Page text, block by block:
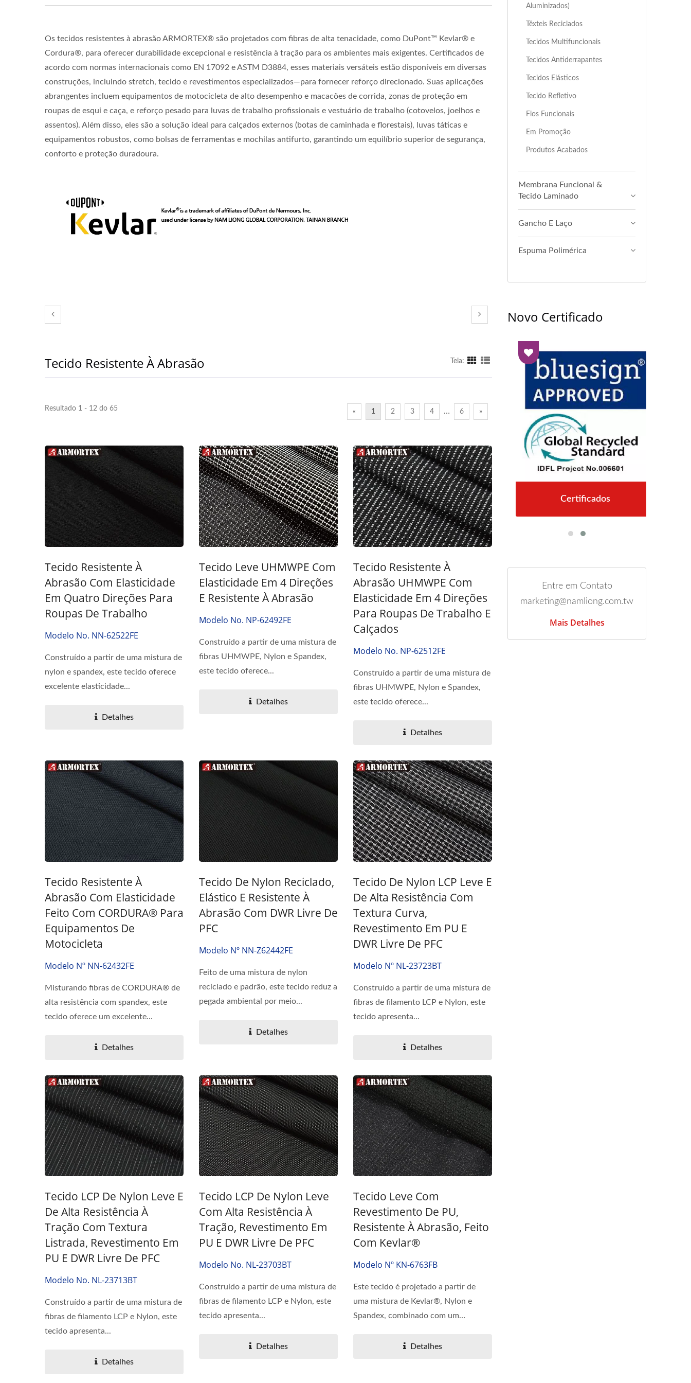
Os tecidos resistentes à abrasão ARMORTEX® são projetados com fibras de alta tenacidade, como DuPont™ Kevlar® e
Cordura®, para oferecer durabilidade excepcional e resistência à tração para os ambientes mais exigentes. Certificados de
acordo com normas internacionais como EN 17092 e ASTM D3884, esses materiais versáteis estão disponíveis em diversas
construções, incluindo stretch, tecido e revestimentos especializados—para fornecer reforço direcionado. Suas aplicações
abrangentes incluem equipamentos de motocicleta de alto desempenho e macacões de corrida, zonas de proteção em
roupas de esqui e caça, e reforço pesado para luvas de trabalho profissionais e vestuário de trabalho (cotovelos, joelhos e
assentos). Além disso, eles são a solução ideal para calçados externos (botas de caminhada e florestais), luvas táticas e
equipamentos robustos, como bolsas de ferramentas e mochilas antifurto, garantindo um equilíbrio superior de segurança,
conforto e proteção duradoura.
Tecido Resistente À Abrasão Tela:
Resultado 1 - 12 do 65 « 1 2 3 4 … 6 »
Tecido Resistente À
Abrasão Com Elasticidade
Em Quatro Direções Para
Roupas De Trabalho
Modelo No. NN-62522FE
Construído a partir de uma mistura de
nylon e spandex, este tecido oferece
excelente elasticidade...
Detalhes
Tecido Leve UHMWPE Com
Elasticidade Em 4 Direções
E Resistente À Abrasão
Modelo No. NP-62492FE
Construído a partir de uma mistura de
fibras UHMWPE, Nylon e Spandex,
este tecido oferece...
Detalhes
Tecido Resistente À
Abrasão UHMWPE Com
Elasticidade Em 4 Direções
Para Roupas De Trabalho E
Calçados
Modelo No. NP-62512FE
Construído a partir de uma mistura de
fibras UHMWPE, Nylon e Spandex,
este tecido oferece...
Detalhes
Tecido Resistente À
Abrasão Com Elasticidade
Feito Com CORDURA® Para
Equipamentos De
Motocicleta
Modelo Nº NN-62432FE
Misturando fibras de CORDURA® de
alta resistência com spandex, este
tecido oferece um excelente...
Detalhes
Tecido De Nylon Reciclado,
Elástico E Resistente À
Abrasão Com DWR Livre De
PFC
Modelo Nº NN-Z62442FE
Feito de uma mistura de nylon
reciclado e padrão, este tecido reduz a
pegada ambiental por meio...
Detalhes
Tecido De Nylon LCP Leve E
De Alta Resistência Com
Textura Curva,
Revestimento Em PU E
DWR Livre De PFC
Modelo Nº NL-23723BT
Construído a partir de uma mistura de
fibras de filamento LCP e Nylon, este
tecido apresenta...
Detalhes
Tecido LCP De Nylon Leve E
De Alta Resistência À
Tração Com Textura
Listrada, Revestimento Em
PU E DWR Livre De PFC
Modelo No. NL-23713BT
Construído a partir de uma mistura de
fibras de filamento LCP e Nylon, este
tecido apresenta...
Detalhes
Tecido LCP De Nylon Leve
Com Alta Resistência À
Tração, Revestimento Em
PU E DWR Livre De PFC
Modelo No. NL-23703BT
Construído a partir de uma mistura de
fibras de filamento LCP e Nylon, este
tecido apresenta...
Detalhes
Tecido Leve Com
Revestimento De PU,
Resistente À Abrasão, Feito
Com Kevlar®
Modelo Nº KN-6763FB
Este tecido é projetado a partir de
uma mistura de Kevlar®, Nylon e
Spandex, combinado com um
Detalhes
Aluminizados)
Têxteis Reciclados
Tecidos Multifuncionais
Tecidos Antiderrapantes
Tecidos Elásticos
Tecido Refletivo
Fios Funcionais
Em Promoção
Produtos Acabados
Membrana Funcional &
Tecido Laminado
Gancho E Laço
Espuma Polimérica
Novo Certificado
ISO 27001
Certificados
ISO 27001
Certificados
Entre em Contato
marketing@namliong.com.tw
Mais Detalhes